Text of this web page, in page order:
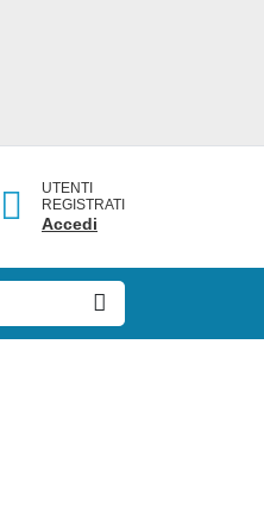
UTENTI
REGISTRATI
Accedi